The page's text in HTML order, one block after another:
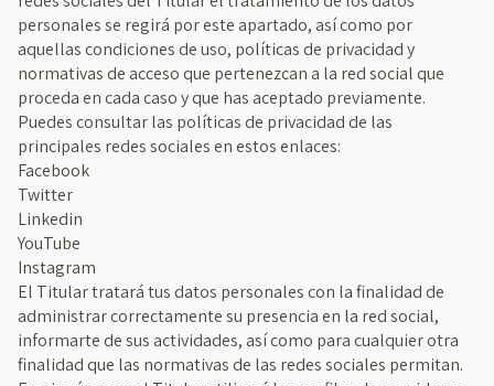
personales se regirá por este apartado, así como por
aquellas condiciones de uso, políticas de privacidad y
normativas de acceso que pertenezcan a la red social que
proceda en cada caso y que has aceptado previamente.
Puedes consultar las políticas de privacidad de las
principales redes sociales en estos enlaces:
Facebook
Twitter
Linkedin
YouTube
Instagram
El Titular tratará tus datos personales con la finalidad de
administrar correctamente su presencia en la red social,
informarte de sus actividades, así como para cualquier otra
finalidad que las normativas de las redes sociales permitan.